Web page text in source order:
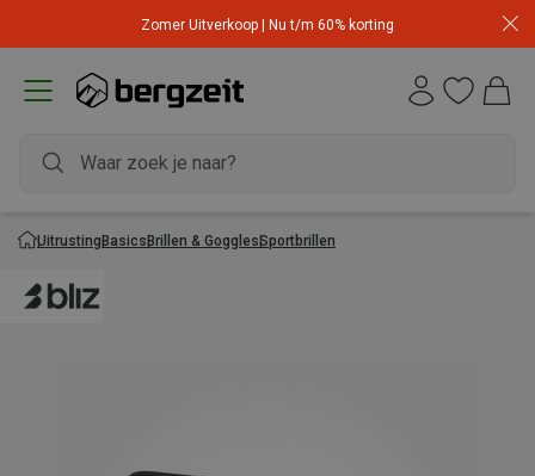
Zomer Uitverkoop | Nu t/m 60% korting
UitrustingBasicsBrillen & GogglesSportbrillen